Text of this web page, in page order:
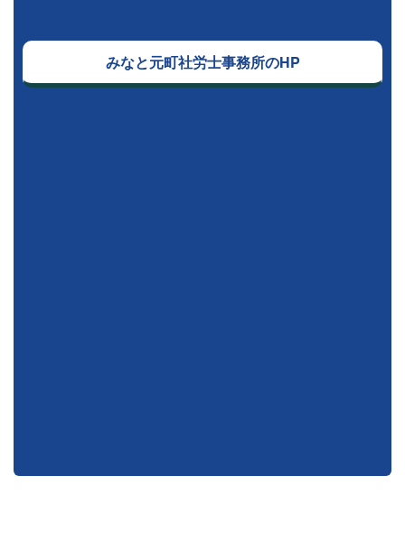
みなと元町社労士事務所のHP